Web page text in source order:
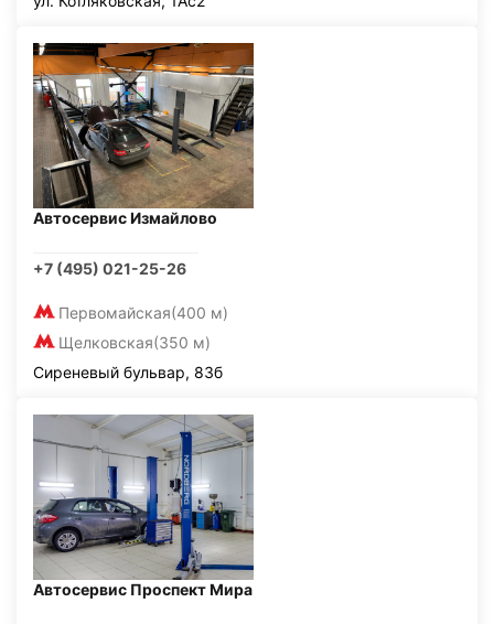
Автосервис Измайлово
+7 (495) 021-25-26
Первомайская(400 м)
Щелковская(350 м)
Сиреневый бульвар, 83б
Автосервис Проспект Мира